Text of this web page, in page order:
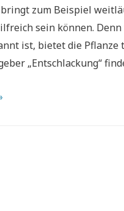
zum Beispiel
sein können.
ist, bietet die Pflanze
„Entschlackung“